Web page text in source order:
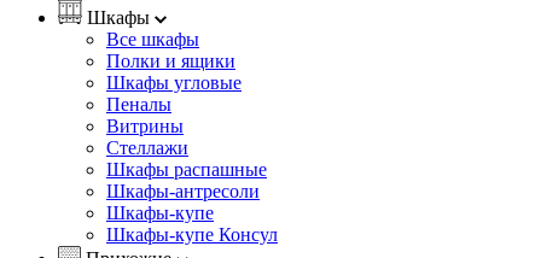
Шкафы
Все шкафы
Полки и ящики
Шкафы угловые
Пеналы
Витрины
Стеллажи
Шкафы распашные
Шкафы-антресоли
Шкафы-купе
Шкафы-купе Консул